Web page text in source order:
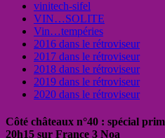
vinitech-sifel
VIN…SOLITE
Vin…tempéries
2016 dans le rétroviseur
2017 dans le rétroviseur
2018 dans le rétroviseur
2019 dans le rétroviseur
2020 dans le rétroviseur
Côté châteaux n°40 : spécial
20h15 sur France 3 Noa